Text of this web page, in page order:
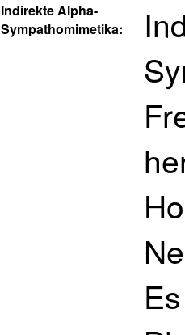
Indirekte Alpha-
Sympathomimetika: